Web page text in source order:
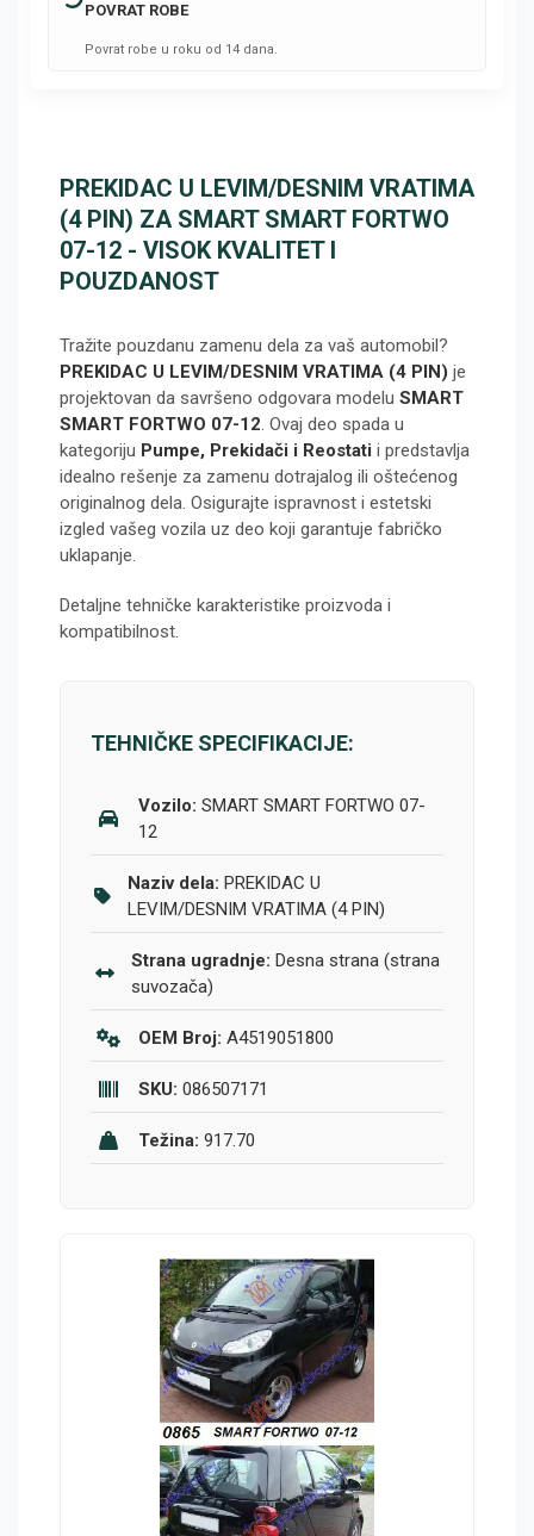
POVRAT ROBE
Povrat robe u roku od 14 dana.
PREKIDAC U LEVIM/DESNIM VRATIMA
(4 PIN) ZA SMART SMART FORTWO
07-12 - VISOK KVALITET I
POUZDANOST
Tražite pouzdanu zamenu dela za vaš automobil?
PREKIDAC U LEVIM/DESNIM VRATIMA (4 PIN) je
projektovan da savršeno odgovara modelu SMART
SMART FORTWO 07-12. Ovaj deo spada u
kategoriju Pumpe, Prekidači i Reostati i predstavlja
idealno rešenje za zamenu dotrajalog ili oštećenog
originalnog dela. Osigurajte ispravnost i estetski
izgled vašeg vozila uz deo koji garantuje fabričko
uklapanje.
Detaljne tehničke karakteristike proizvoda i
kompatibilnost.
TEHNIČKE SPECIFIKACIJE:
Vozilo: SMART SMART FORTWO 07-
12
Naziv dela: PREKIDAC U
LEVIM/DESNIM VRATIMA (4 PIN)
Strana ugradnje: Desna strana (strana
suvozača)
OEM Broj: A4519051800
SKU: 086507171
Težina: 917.70